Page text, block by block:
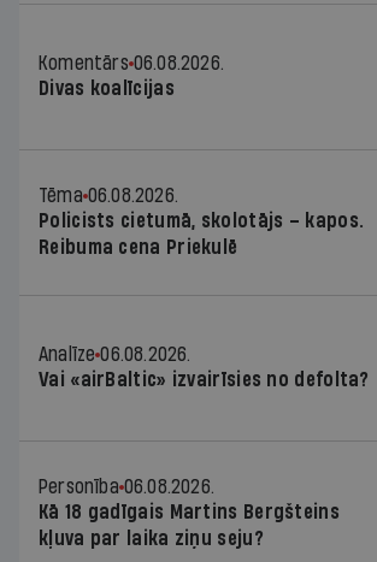
Komentārs 06.08.2026.
Divas koalīcijas
Tēma 06.08.2026.
Policists cietumā, skolotājs – kapos.
Reibuma cena Priekulē
Analīze 06.08.2026.
Vai «airBaltic» izvairīsies no defolta?
Personība 06.08.2026.
Kā 18 gadīgais Martins Bergšteins
kļuva par laika ziņu seju?